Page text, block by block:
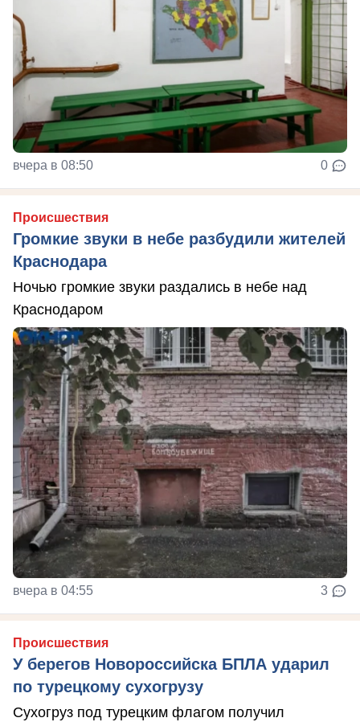
вчера в 08:50 0
Происшествия
Громкие звуки в небе разбудили жителей
Краснодара
Ночью громкие звуки раздались в небе над
Краснодаром
вчера в 04:55 3
Происшествия
У берегов Новороссийска БПЛА ударил
по турецкому сухогрузу
Сухогруз под турецким флагом получил